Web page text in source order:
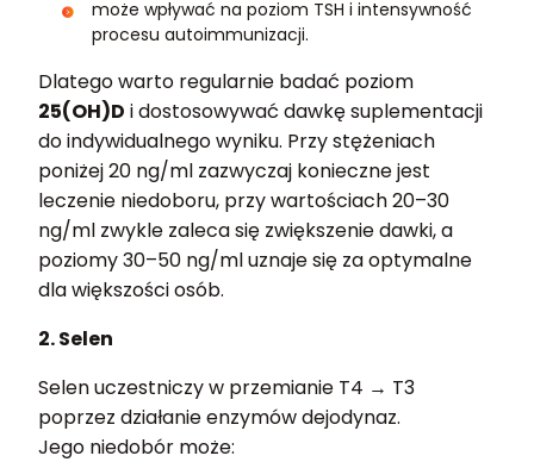
może wpływać na poziom TSH i intensywność
procesu autoimmunizacji.
Dlatego warto regularnie badać poziom
25(OH)D i dostosowywać dawkę suplementacji
do indywidualnego wyniku. Przy stężeniach
poniżej 20 ng/ml zazwyczaj konieczne jest
leczenie niedoboru, przy wartościach 20–30
ng/ml zwykle zaleca się zwiększenie dawki, a
poziomy 30–50 ng/ml uznaje się za optymalne
dla większości osób.
2. Selen
Selen uczestniczy w przemianie T4 → T3
poprzez działanie enzymów dejodynaz.
Jego niedobór może: